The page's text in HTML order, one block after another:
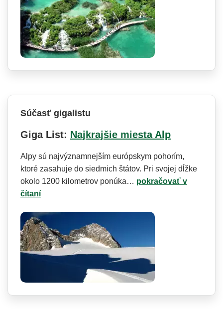
Súčasť gigalistu
Giga List: Najkrajšie miesta Alp
Alpy sú najvýznamnejším európskym pohorím,
ktoré zasahuje do siedmich štátov. Pri svojej dĺžke
okolo 1200 kilometrov ponúka… pokračovať v
čítaní